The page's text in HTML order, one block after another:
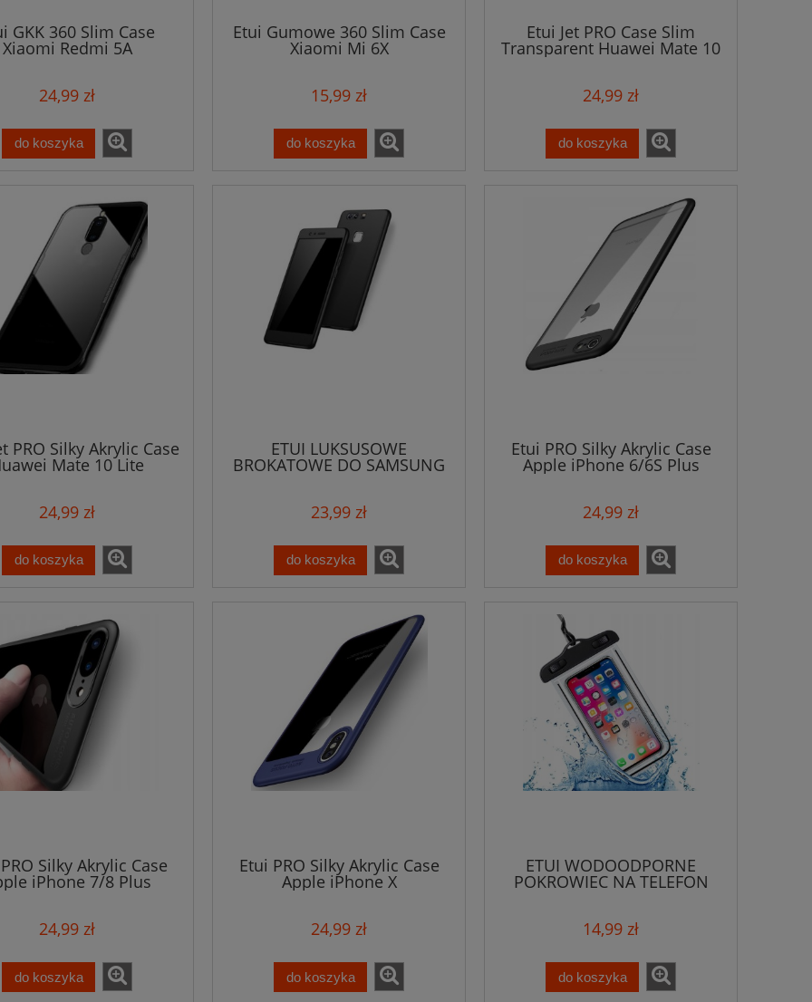
GKK 360 Slim Case
Xiaomi Redmi 5A
24,99 zł
do koszyka
Etui Gumowe 360 Slim Case
Xiaomi Mi 6X
15,99 zł
do koszyka
Etui Jet PRO Case Slim
Transparent Huawei Mate 10
24,99 zł
do koszyka
PRO Silky Akrylic Case
Mate 10 Lite
24,99 zł
do koszyka
ETUI LUKSUSOWE
BROKATOWE DO SAMSUNG
23,99 zł
do koszyka
Etui PRO Silky Akrylic Case
Apple iPhone 6/6S Plus
24,99 zł
do koszyka
Silky Akrylic Case
iPhone 7/8 Plus
24,99 zł
do koszyka
Etui PRO Silky Akrylic Case
Apple iPhone X
24,99 zł
do koszyka
ETUI WODOODPORNE
POKROWIEC NA TELEFON
14,99 zł
do koszyka